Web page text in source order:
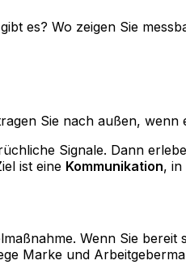
es? Wo zeigen Sie
Sie nach außen,
Signale. Dann
ist eine Kommunikation, in
Wenn Sie
Marke und